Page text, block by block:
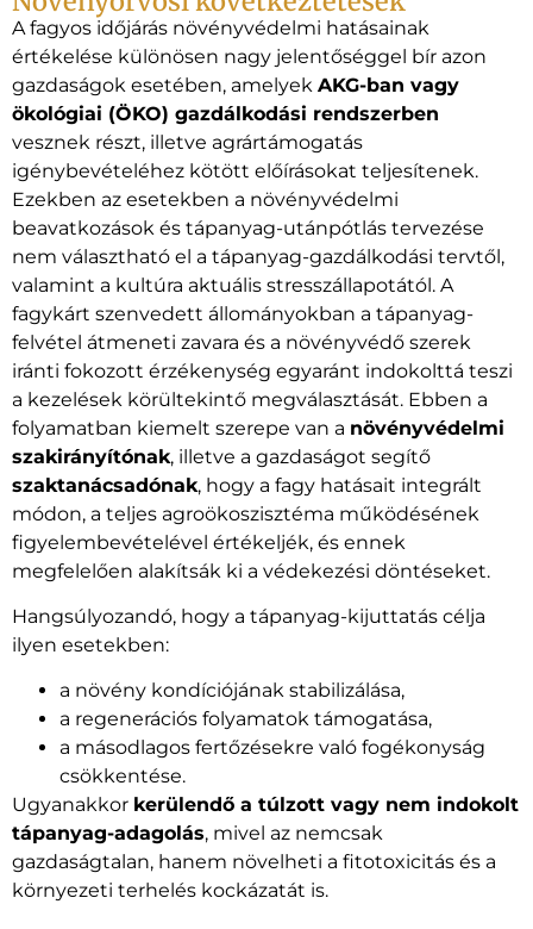
A fagyos időjárás növényvédelmi hatásainak
értékelése különösen nagy jelentőséggel bír azon
gazdaságok esetében, amelyek AKG-ban vagy
ökológiai (ÖKO) gazdálkodási rendszerben
vesznek részt, illetve agrártámogatás
igénybevételéhez kötött előírásokat teljesítenek.
Ezekben az esetekben a növényvédelmi
beavatkozások és tápanyag-utánpótlás tervezése
nem választható el a tápanyag-gazdálkodási tervtől,
valamint a kultúra aktuális stresszállapotától. A
fagykárt szenvedett állományokban a tápanyag-
felvétel átmeneti zavara és a növényvédő szerek
iránti fokozott érzékenység egyaránt indokolttá teszi
a kezelések körültekintő megválasztását. Ebben a
folyamatban kiemelt szerepe van a növényvédelmi
szakirányítónak, illetve a gazdaságot segítő
szaktanácsadónak, hogy a fagy hatásait integrált
módon, a teljes agroökoszisztéma működésének
figyelembevételével értékeljék, és ennek
megfelelően alakítsák ki a védekezési döntéseket.
Hangsúlyozandó, hogy a tápanyag-kijuttatás célja
ilyen esetekben:
a növény kondíciójának stabilizálása,
a regenerációs folyamatok támogatása,
a másodlagos fertőzésekre való fogékonyság
csökkentése.
Ugyanakkor kerülendő a túlzott vagy nem indokolt
tápanyag-adagolás, mivel az nemcsak
gazdaságtalan, hanem növelheti a fitotoxicitás és a
környezeti terhelés kockázatát is.